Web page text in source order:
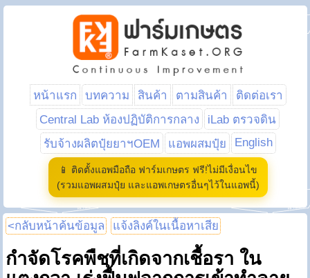
หน้าแรก บทความ สินค้า ตามสินค้า
ติดต่อเรา
Central Lab ห้องปฏิบัติการกลาง
iLab ตรวจดิน
รับจ้างผลิตปุ๋ยยาฯOEM
แอพผสมปุ๋ย English
📱 ติดตั้งแอพมือถือ ฟาร์มเกษตร ฟรี!ไม่มีเงื่อนไข
(รวมแอพผสมปุ๋ย และแอพเกษตรอื่นๆไว้ในแอพนี้)
<กลับหน้าค้นข้อมูล แจ้งลิงค์ในเนื้อหาเสีย
กำจัดโรคพืชที่เกิดจากเชื้อรา ใน